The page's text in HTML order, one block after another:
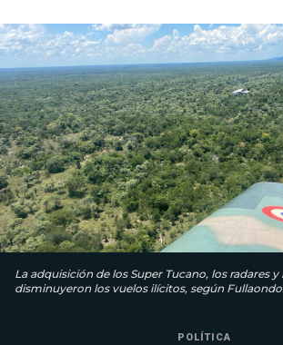
La adquisición de los Super Tucano, los radares y
disminuyeron los vuelos ilícitos, según
POLÍTICA